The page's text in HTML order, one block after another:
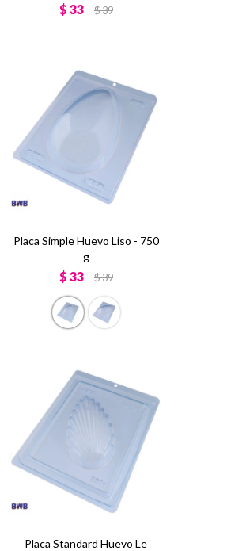
$ 33 $39
Placa Simple Huevo Liso - 750
g
$ 33 $39
Placa Standard Huevo Le